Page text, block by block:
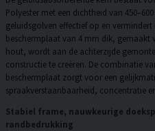
Polyester met een dichtheid van
geluidsgolven effectief op en
beschermplaat van 4 mm dik, gemaakt
hout, wordt aan de achterzijde
constructie te creëren. De combinatie
beschermplaat zorgt voor een
spraakverstaanbaarheid, concentratie
Stabiel frame, nauwkeurige
randbedrukking